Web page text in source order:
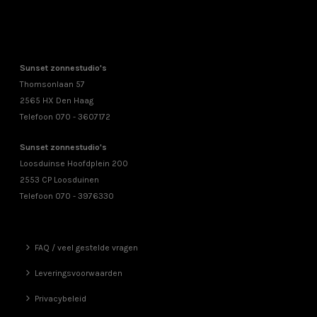
Sunset zonnestudio's
Thomsonlaan 57
2565 HX Den Haag
Telefoon 070 - 3607172
Sunset zonnestudio's
Loosduinse Hoofdplein 200
2553 CP Loosduinen
Telefoon 070 - 3976330
FAQ / veel gestelde vragen
Leveringsvoorwaarden
Privacybeleid